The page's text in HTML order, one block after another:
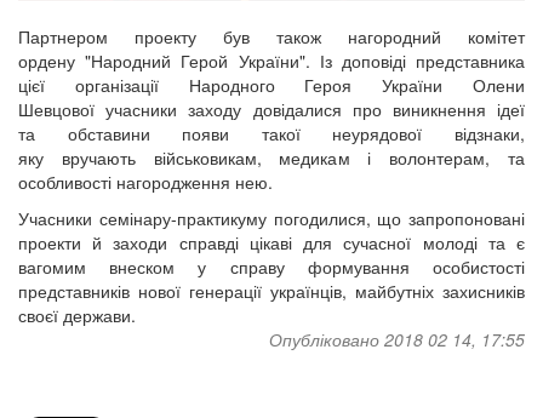
Партнером проекту був також нагородний комітет
ордену "Народний Герой України". Із доповіді представника
цієї організації Народного Героя України Олени
Шевцової учасники заходу довідалися про виникнення ідеї
та обставини появи такої неурядової відзнаки,
яку вручають військовикам, медикам і волонтерам, та
особливості нагородження нею.
Учасники семінару-практикуму погодилися, що запропоновані
проекти й заходи справді цікаві для сучасної молоді та є
вагомим внеском у справу формування особистості
представників нової генерації українців, майбутніх захисників
своєї держави.
Опубліковано 2018 02 14, 17:55